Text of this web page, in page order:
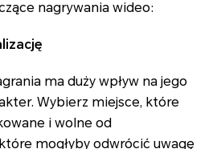
nagrywania wideo:
ma duży wpływ na jego
Wybierz miejsce, które
i wolne od
mogłyby odwrócić uwagę